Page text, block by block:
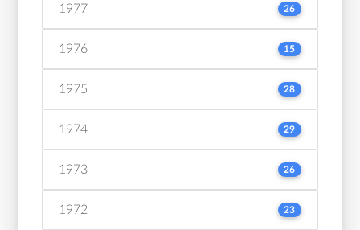
1977 26
1976 15
1975 28
1974 29
1973 26
1972 23